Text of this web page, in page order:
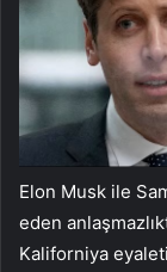
Elon Musk ile
eden
Kaliforniya